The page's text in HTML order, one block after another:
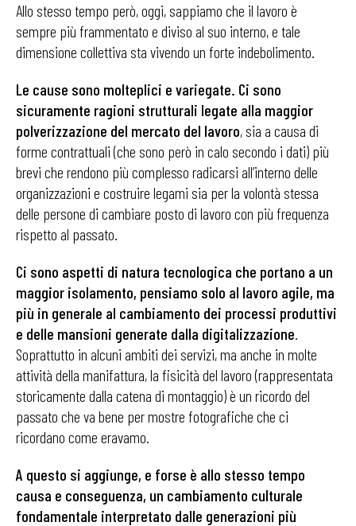
Allo stesso tempo però, oggi, sappiamo che il lavoro è
sempre più frammentato e diviso al suo interno, e tale
dimensione collettiva sta vivendo un forte indebolimento.
Le cause sono molteplici e variegate. Ci sono
sicuramente ragioni strutturali legate alla maggior
polverizzazione del mercato del lavoro, sia a causa di
forme contrattuali (che sono però in calo secondo i dati) più
brevi che rendono più complesso radicarsi all’interno delle
organizzazioni e costruire legami sia per la volontà stessa
delle persone di cambiare posto di lavoro con più frequenza
rispetto al passato.
Ci sono aspetti di natura tecnologica che portano a un
maggior isolamento, pensiamo solo al lavoro agile, ma
più in generale al cambiamento dei processi produttivi
e delle mansioni generate dalla digitalizzazione.
Soprattutto in alcuni ambiti dei servizi, ma anche in molte
attività della manifattura, la fisicità del lavoro (rappresentata
storicamente dalla catena di montaggio) è un ricordo del
passato che va bene per mostre fotografiche che ci
ricordano come eravamo.
A questo si aggiunge, e forse è allo stesso tempo
causa e conseguenza, un cambiamento culturale
fondamentale interpretato dalle generazioni più